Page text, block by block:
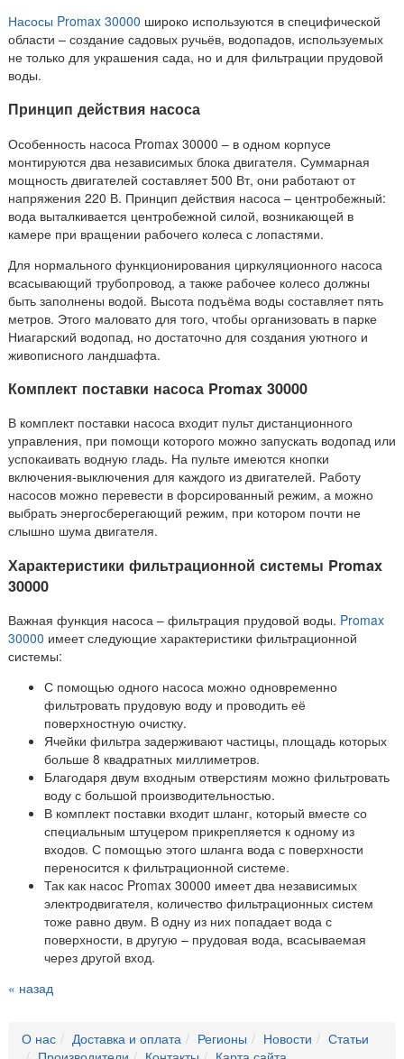
Насосы Promax 30000 широко используются в специфической
области – создание садовых ручьёв, водопадов, используемых
не только для украшения сада, но и для фильтрации прудовой
воды.
Принцип действия насоса
Особенность насоса Promax 30000 – в одном корпусе
монтируются два независимых блока двигателя. Суммарная
мощность двигателей составляет 500 Вт, они работают от
напряжения 220 В. Принцип действия насоса – центробежный:
вода выталкивается центробежной силой, возникающей в
камере при вращении рабочего колеса с лопастями.
Для нормального функционирования циркуляционного насоса
всасывающий трубопровод, а также рабочее колесо должны
быть заполнены водой. Высота подъёма воды составляет пять
метров. Этого маловато для того, чтобы организовать в парке
Ниагарский водопад, но достаточно для создания уютного и
живописного ландшафта.
Комплект поставки насоса Promax 30000
В комплект поставки насоса входит пульт дистанционного
управления, при помощи которого можно запускать водопад или
успокаивать водную гладь. На пульте имеются кнопки
включения-выключения для каждого из двигателей. Работу
насосов можно перевести в форсированный режим, а можно
выбрать энергосберегающий режим, при котором почти не
слышно шума двигателя.
Характеристики фильтрационной системы Promax
30000
Важная функция насоса – фильтрация прудовой воды. Promax
30000 имеет следующие характеристики фильтрационной
системы:
С помощью одного насоса можно одновременно
фильтровать прудовую воду и проводить её
поверхностную очистку.
Ячейки фильтра задерживают частицы, площадь которых
больше 8 квадратных миллиметров.
Благодаря двум входным отверстиям можно фильтровать
воду с большой производительностью.
В комплект поставки входит шланг, который вместе со
специальным штуцером прикрепляется к одному из
входов. С помощью этого шланга вода с поверхности
переносится к фильтрационной системе.
Так как насос Promax 30000 имеет два независимых
электродвигателя, количество фильтрационных систем
тоже равно двум. В одну из них попадает вода с
поверхности, в другую – прудовая вода, всасываемая
через другой вход.
« назад
О нас Доставка и оплата Регионы Новости
Статьи